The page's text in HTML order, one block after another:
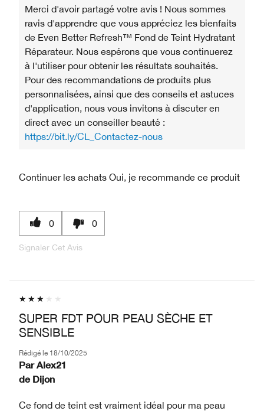
Merci d'avoir partagé votre avis ! Nous sommes
ravis d'apprendre que vous appréciez les bienfaits
de Even Better Refresh™ Fond de Teint Hydratant
Réparateur. Nous espérons que vous continuerez
à l'utiliser pour obtenir les résultats souhaités.
Pour des recommandations de produits plus
personnalisées, ainsi que des conseils et astuces
d'application, nous vous invitons à discuter en
direct avec un conseiller beauté :
https://bit.ly/CL_Contactez-nous
Continuer les achats Oui, je recommande ce produit
0 0
Signaler Cet Avis
SUPER FDT POUR PEAU SÈCHE ET
SENSIBLE
Rédigé le 18/10/2025
Par Alex21
de Dijon
Ce fond de teint est vraiment idéal pour ma peau